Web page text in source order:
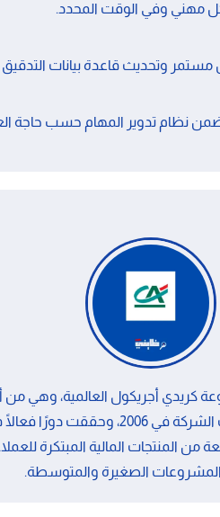
مهني وفي الوقت المحدد.
وتحديث قاعدة بيانات التدقيق
نظام تدوير المهام حسب حاجة
أجريكول العالمية، وهي من
أكبر البنوك على مستوى العالم. تأسست
المنتجات المالية المبتكرة
الصغيرة والمتوسطة.